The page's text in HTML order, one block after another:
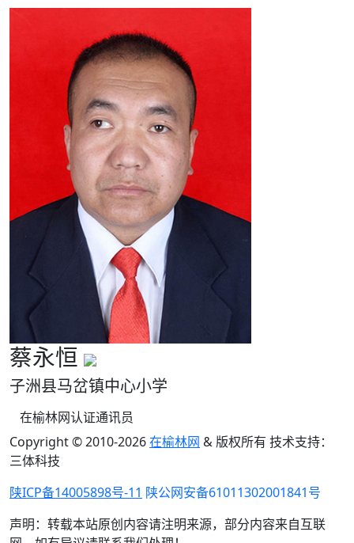
蔡永恒
子洲县马岔镇中心小学
在榆林网认证通讯员
Copyright © 2010-2026在榆林网 & 版权所有 技术支持：
三体科技
陕ICP备14005898号-11 陕公网安备61011302001841号
声明：转载本站原创内容请注明来源，部分内容来自互联